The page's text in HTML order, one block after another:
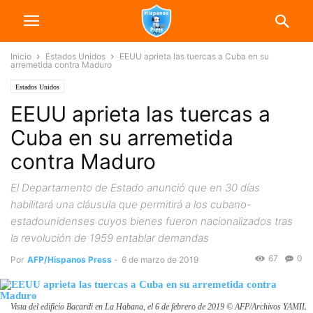
Inicio Estados Unidos
EEUU aprieta las tuercas a Cuba en su
arremetida contra Maduro
Estados Unidos
EEUU aprieta las tuercas a
Cuba en su arremetida
contra Maduro
El Departamento de Estado anunció que en 30 días
habilitará una cláusula que permitirá a los cubano-
estadounidenses cuyos bienes fueron nacionalizados tras
la revolución de 1959 entablar demandas
Por AFP/Hispanos Press - 6 de marzo de 2019 0
67
Vista del edificio Bacardi en La Habana, el 6 de febrero de 2019 © AFP/Archivos YAMIL